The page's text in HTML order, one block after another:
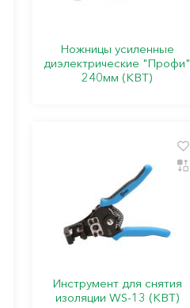
Ножницы усиленные
диэлектрические "Профи"
240мм (КВТ)
Инструмент для снятия
изоляции WS-13 (КВТ)